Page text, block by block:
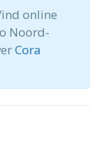
online
Noord-
Cora